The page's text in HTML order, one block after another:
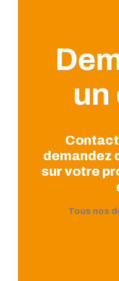
un
demandez
sur votre
Tous nos